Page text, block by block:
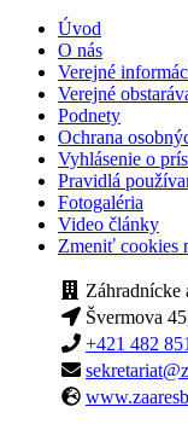
Úvod
O nás
Verejné
Verejné
Podnety
Ochrana
Vyhlásenie o
Pravidlá
Fotogaléria
Video články
Zmeniť cookies
Záhradnícke
Švermova
+421 482